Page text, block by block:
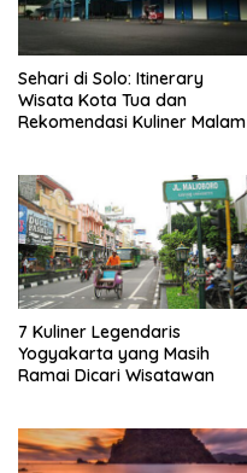
Sehari di Solo: Itinerary
Wisata Kota Tua dan
Rekomendasi Kuliner Malam
7 Kuliner Legendaris
Yogyakarta yang Masih
Ramai Dicari Wisatawan